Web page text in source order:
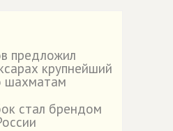
предложил
крупнейший
шахматам
стал брендом